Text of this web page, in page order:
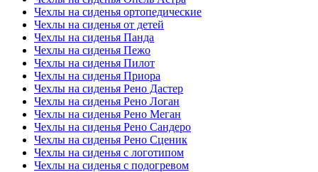
Чехлы на сиденья ортопедические
Чехлы на сиденья от детей
Чехлы на сиденья Панда
Чехлы на сиденья Пежо
Чехлы на сиденья Пилот
Чехлы на сиденья Приора
Чехлы на сиденья Рено Дастер
Чехлы на сиденья Рено Логан
Чехлы на сиденья Рено Меган
Чехлы на сиденья Рено Сандеро
Чехлы на сиденья Рено Сценик
Чехлы на сиденья с логотипом
Чехлы на сиденья с подогревом